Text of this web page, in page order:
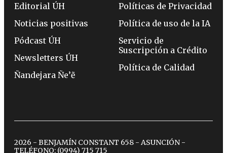
Editorial ÚH
Noticias positivas
Pódcast ÚH
Newsletters ÚH
Ñandejara Ñe’ẽ
Políticas de Privacidad
Política de uso de la IA
Servicio de
Suscripción a Crédito
Política de Calidad
2026 - BENJAMÍN CONSTANT 658 - ASUNCIÓN -
TELÉFONO: (0994) 715 715